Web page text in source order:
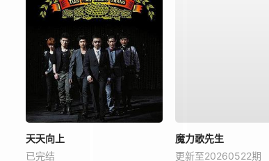
天天向上
已完结
魔力歌先生
更新至20260522期